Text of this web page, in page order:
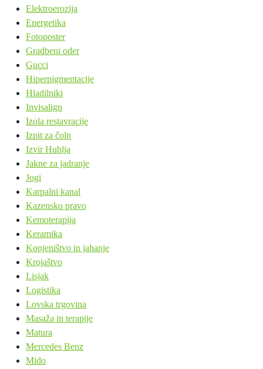
Elektroerozija
Energetika
Fotoposter
Gradbeni oder
Gucci
Hiperpigmentacije
Hladilniki
Invisalign
Izola restavracije
Izpit za čoln
Izvir Hublja
Jakne za jadranje
Jogi
Karpalni kanal
Kazensko pravo
Kemoterapija
Keramika
Konjeništvo in jahanje
Krojaštvo
Lisjak
Logistika
Lovska trgovina
Masaža in terapije
Matura
Mercedes Benz
Mido